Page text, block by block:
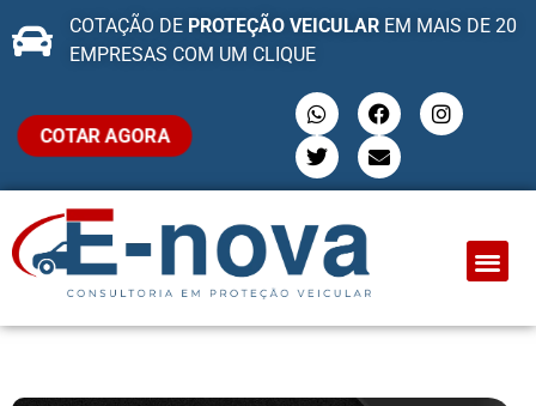
COTAÇÃO DE PROTEÇÃO VEICULAREM MAIS DE 20
EMPRESAS COM UM CLIQUE
COTAR AGORA